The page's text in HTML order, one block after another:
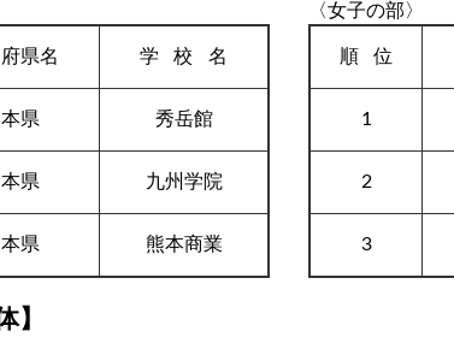
県名 学校名
県 秀岳館
県 九州学院
県 熊本商業
〈女子の部〉
順位
1
2
3
】